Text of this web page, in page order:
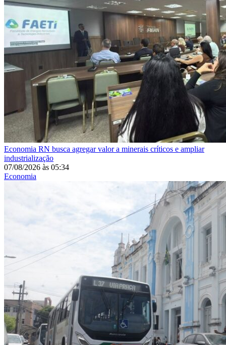
Economia RN busca agregar valor a minerais críticos e ampliar
industrialização
07/08/2026 às 05:34
Economia